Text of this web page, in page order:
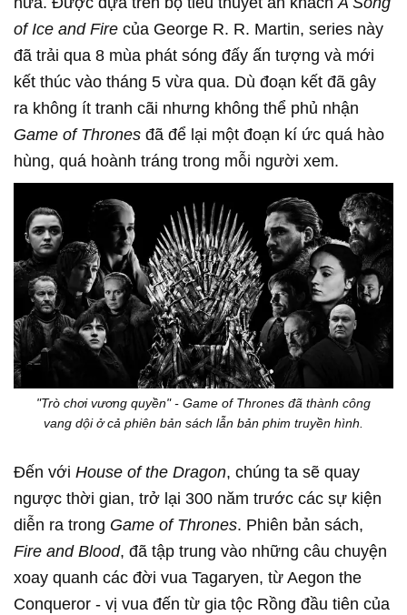
of Ice and Fire của George R. R. Martin, series này
đã trải qua 8 mùa phát sóng đấy ấn tượng và mới
kết thúc vào tháng 5 vừa qua. Dù đoạn kết đã gây
ra không ít tranh cãi nhưng không thể phủ nhận
Game of Thrones đã để lại một đoạn kí ức quá hào
hùng, quá hoành tráng trong mỗi người xem.
"Trò chơi vương quyền" - Game of Thrones đã thành công
vang dội ở cả phiên bản sách lẫn bản phim truyền hình.
Đến với House of the Dragon, chúng ta sẽ quay
ngược thời gian, trở lại 300 năm trước các sự kiện
diễn ra trong Game of Thrones. Phiên bản sách,
Fire and Blood, đã tập trung vào những câu chuyện
xoay quanh các đời vua Tagaryen, từ Aegon the
Conqueror - vị vua đến từ gia tộc Rồng đầu tiên của